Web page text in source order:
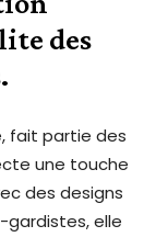
des
fait partie des
une touche
des designs
elle